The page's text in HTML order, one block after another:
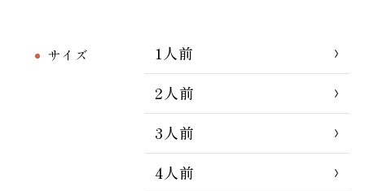
サイズ
1人前
2人前
3人前
4人前